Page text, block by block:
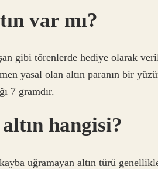
var mı?
gibi törenlerde hediye olarak
yasal olan altın paranın bir
7 gramdır.
hangisi?
uğramayan altın türü